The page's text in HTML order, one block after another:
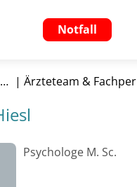
Notfall
Ärzteteam & Fachpersonen
Psychologe M. Sc.